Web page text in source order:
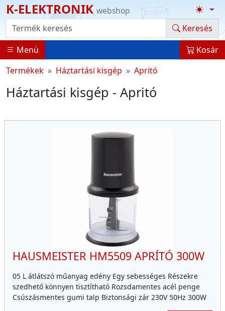
K-ELEKTRONIK webshop
Termék kereső
Keresés
Menü
Kosár
Termékek
Háztartási kisgép Apritó
Háztartási kisgép - Apritó
HAUSMEISTER HM5509 APRÍTÓ 300W
05 L átlátszó műanyag edény Egy sebességes Részekre
szedhető könnyen tisztítható Rozsdamentes acél penge
Csúszásmentes gumi talp Biztonsági zár 230V 50Hz 300W